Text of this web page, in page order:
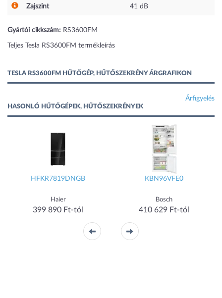
Zajszint 41 dB
Gyártói cikkszám: RS3600FM
Teljes Tesla RS3600FM termékleírás
TESLA RS3600FM HŰTŐGÉP, HŰTŐSZEKRÉNY ÁRGRAFIKON
Árfigyelés
HASONLÓ HŰTŐGÉPEK, HŰTŐSZEKRÉNYEK
HFKR7819DNGB
Haier
399 890 Ft-tól
KBN96VFE0
Bosch
410 629 Ft-tól